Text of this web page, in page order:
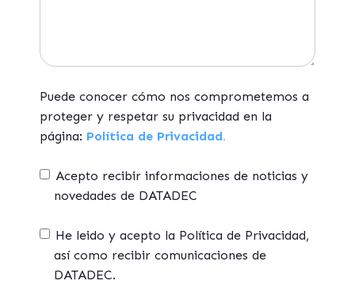
Puede conocer cómo nos comprometemos a
proteger y respetar su privacidad en la
página: Política de Privacidad.
Acepto recibir informaciones de noticias y
novedades de DATADEC
He leido y acepto la Política de Privacidad,
así como recibir comunicaciones de
DATADEC.